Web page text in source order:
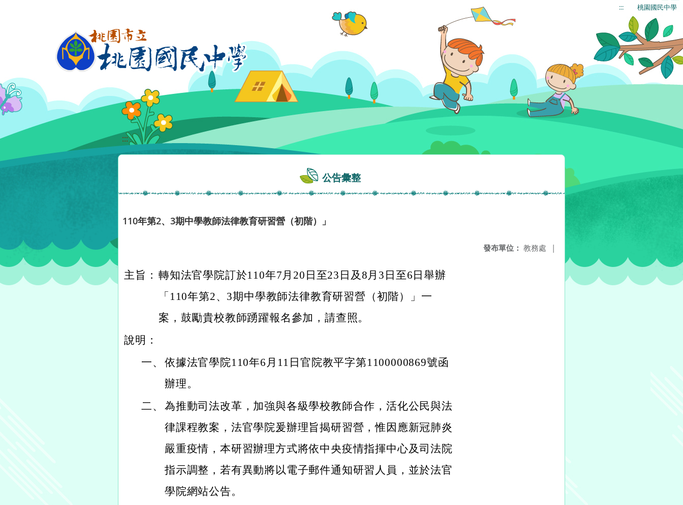
::: 桃園國民中學
:::
公告彙整
110年第2、3期中學教師法律教育研習營（初階）」
發布單位： 教務處 |
主旨： 轉知法官學院訂於110年7月20日至23日及8月3日至6日舉辦
「110年第2、3期中學教師法律教育研習營（初階）」一
案，鼓勵貴校教師踴躍報名參加，請查照。
說明：
一、 依據法官學院110年6月11日官院教平字第1100000869號函
辦理。
二、 為推動司法改革，加強與各級學校教師合作，活化公民與法
律課程教案，法官學院爰辦理旨揭研習營，惟因應新冠肺炎
嚴重疫情，本研習辦理方式將依中央疫情指揮中心及司法院
指示調整，若有異動將以電子郵件通知研習人員，並於法官
學院網站公告。